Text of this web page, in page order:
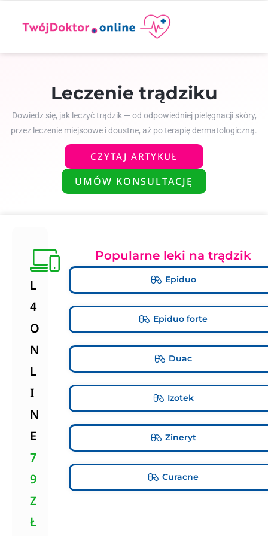
Leczenie trądziku
Dowiedz się, jak leczyć trądzik — od odpowiedniej pielęgnacji skóry,
przez leczenie miejscowe i doustne, aż po terapię dermatologiczną.
CZYTAJ ARTYKUŁ
UMÓW KONSULTACJĘ
L
4
O
N
L
I
N
E
7
9
Z
Ł
Popularne leki na trądzik
Epiduo
Epiduo forte
Duac
Izotek
Zineryt
Curacne